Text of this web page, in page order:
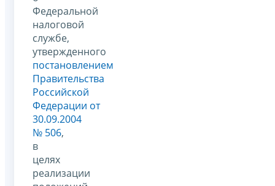
Федеральной
налоговой
службе,
утвержденного
постановлением
Правительства
Российской
Федерации от
30.09.2004
№ 506,
в
целях
реализации